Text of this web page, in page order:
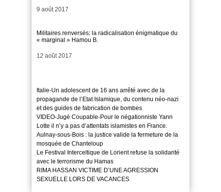
Date
9 août 2017
Militaires renversés: la radicalisation énigmatique du
« marginal » Hamou B.
Date
12 août 2017
Italie-Un adolescent de 16 ans arrêté avec de la
propagande de l’Etat Islamique, du contenu néo-nazi
et des guides de fabrication de bombes
VIDEO-Jugé Coupable-Pour le négationniste Yann
Lotte il n’y a pas d’attentats islamistes en France.
Aulnay-sous-Bois : la justice valide la fermeture de la
mosquée de Chanteloup
Le Festival Interceltique de Lorient refuse la solidarité
avec le terrorisme du Hamas
RIMA HASSAN VICTIME D’UNE AGRESSION
SEXUELLE LORS DE VACANCES